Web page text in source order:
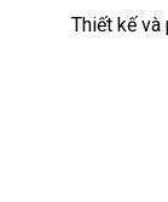
Thiết kế và